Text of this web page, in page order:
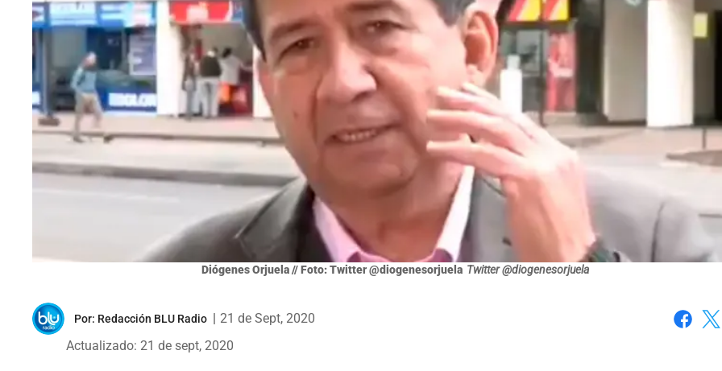
Diógenes Orjuela // Foto: Twitter @diogenesorjuela Twitter @diogenesorjuela
Por: Redacción BLU Radio
21 de Sept, 2020
Actualizado: 21 de sept, 2020